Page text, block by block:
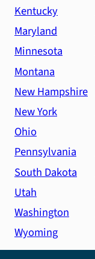
Kentucky
Maryland
Minnesota
Montana
New Hampshire
New York
Ohio
Pennsylvania
South Dakota
Utah
Washington
Wyoming